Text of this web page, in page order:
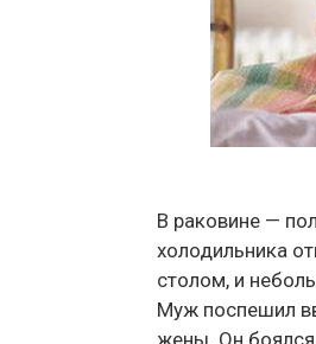
В раковине —
холодильника
столом, и
Муж поспешил
жены. Он